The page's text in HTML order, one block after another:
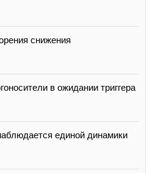
снижения
в ожидании триггера
единой динамики